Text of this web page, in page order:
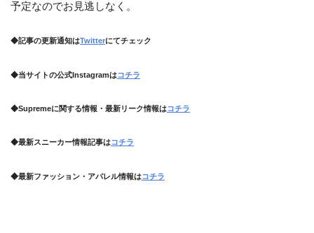
予定なのでお見逃しなく。
◆記事の更新通知はTwitterにてチェック
◆当サイトの公式Instagramはコチラ
◆Supremeに関する情報・最新リーク情報はコチラ
◆最新スニーカー情報記事はコチラ
◆最新ファッション・アパレル情報はコチラ